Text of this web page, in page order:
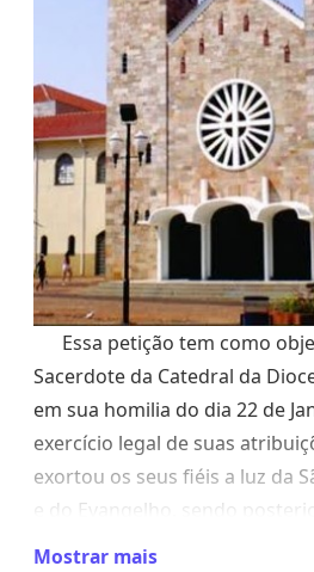
Essa petição tem como
Sacerdote da Catedral da
em sua homilia do dia 22 de
exercício legal de suas
exortou os seus fiéis a luz da
e do Evangelho, sendo
persiguição religiosa por
Mostrar mais